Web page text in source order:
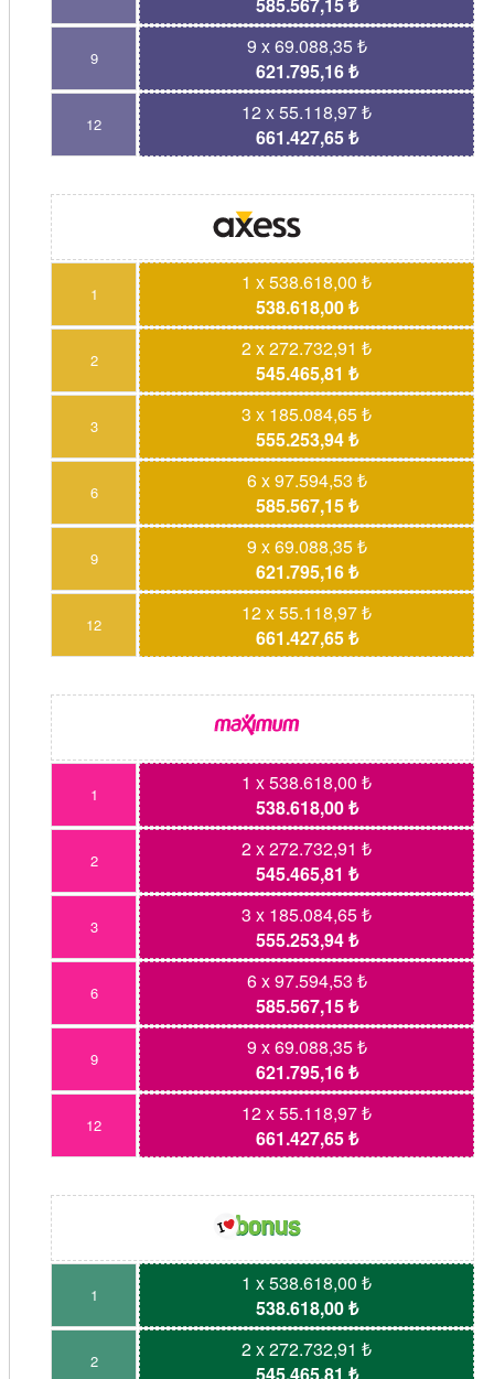
585.567,15 ₺
9
9 x 69.088,35 ₺
621.795,16 ₺
12
12 x 55.118,97 ₺
661.427,65 ₺
1
1 x 538.618,00 ₺
538.618,00 ₺
2
2 x 272.732,91 ₺
545.465,81 ₺
3
3 x 185.084,65 ₺
555.253,94 ₺
6
6 x 97.594,53 ₺
585.567,15 ₺
9
9 x 69.088,35 ₺
621.795,16 ₺
12
12 x 55.118,97 ₺
661.427,65 ₺
1
1 x 538.618,00 ₺
538.618,00 ₺
2
2 x 272.732,91 ₺
545.465,81 ₺
3
3 x 185.084,65 ₺
555.253,94 ₺
6
6 x 97.594,53 ₺
585.567,15 ₺
9
9 x 69.088,35 ₺
621.795,16 ₺
12
12 x 55.118,97 ₺
661.427,65 ₺
1
1 x 538.618,00 ₺
538.618,00 ₺
2
2 x 272.732,91 ₺